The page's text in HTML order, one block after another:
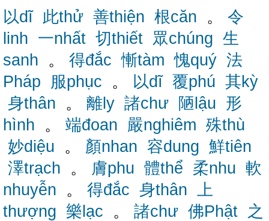
以dĩ 此thử 善thiện 根căn 。 令
linh 一nhất 切thiết 眾chúng 生
sanh 。 得đắc 慚tàm 愧quý 法
Pháp
服phục 。 以dĩ 覆phú 其kỳ
身thân 。 離ly 諸chư 陋lậu 形
hình 。 端đoan 嚴nghiêm 殊thù
妙diệu 。 顏nhan 容dung 鮮tiên
澤trạch 。 膚phu 體thể 柔nhu 軟
nhuyễn 。 得đắc 身thân 上
thượng 樂lạc 。 諸chư 佛Phật 之